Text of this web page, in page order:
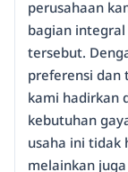
perusahaan
bagian
tersebut.
preferensi dan
kami hadirkan
kebutuhan
usaha ini tidak
melainkan